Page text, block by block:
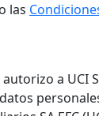
las
a UCI